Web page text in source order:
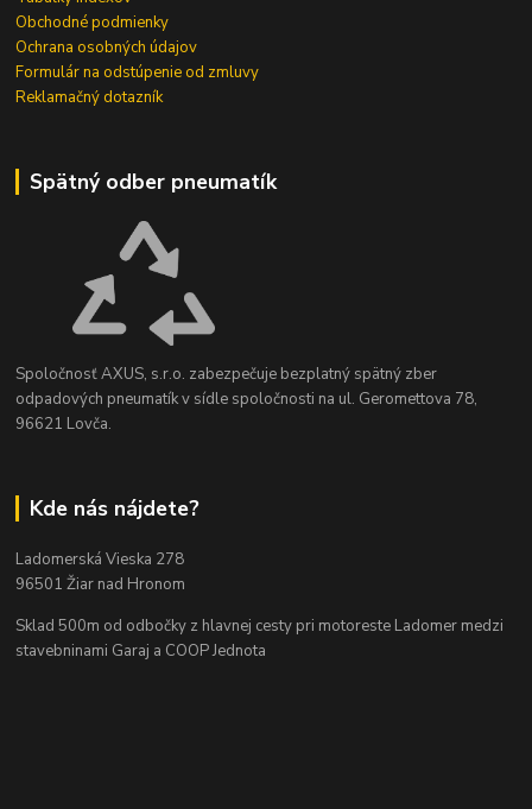
Obchodné podmienky
Ochrana osobných údajov
Formulár na odstúpenie od zmluvy
Reklamačný dotazník
Spätný odber pneumatík
Spoločnosť AXUS, s.r.o. zabezpečuje bezplatný spätný zber
odpadových pneumatík v sídle spoločnosti na ul. Geromettova 78,
96621 Lovča.
Kde nás nájdete?
Ladomerská Vieska 278
96501 Žiar nad Hronom
Sklad 500m od odbočky z hlavnej cesty pri motoreste Ladomer medzi
stavebninami Garaj a COOP Jednota